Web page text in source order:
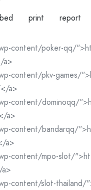
print
report
content/poker-qq/
a>
content/pkv-games/
a>
content/dominoqq/
a>
content/bandarqq/
a>
content/mpo-slot/
content/slot-